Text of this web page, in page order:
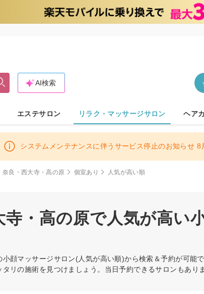
AI検索
エステサロン リラク・マッサージサロン ヘア
システムメンテナンスに伴うサービス停止のお知らせ
奈良・西大寺・高の原 個室あり 人気が高い順
寺・高の原で人気が高い
小顔マッサージサロン(人気が高い順)から検索＆予約が可能
リの施術を見つけましょう。当日予約できるサロンもありま